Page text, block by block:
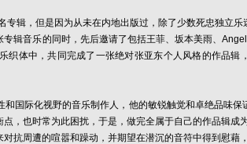
，但是因为从未在内地出版过，除了少数死忠独立
音乐的同时，先后邀请了包括王菲、坂本美雨、
织体中，共同完成了一张绝对张亚东个人风格的作品
际化视野的音乐制作人，他的敏锐触觉和卓绝品味保
，也时常为此困扰，于是，做完全属于自己的作品辑
抗周遭的喧嚣和躁动，并期望在潜沉的音符中得到慰